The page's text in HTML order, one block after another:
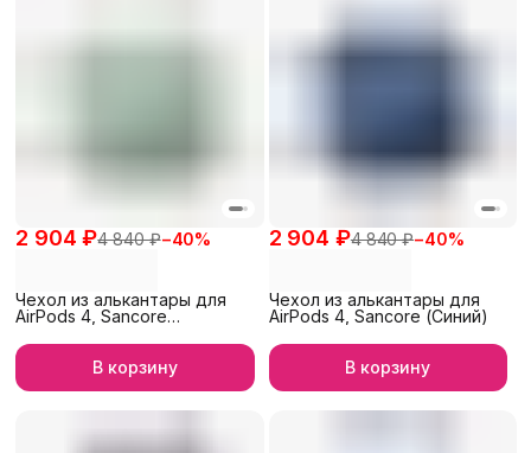
2 904 ₽4 840 ₽−40%
Чехол из алькантары для
AirPods 4, Sancore
В корзину
2 904 ₽4 840 ₽−40%
Чехол из алькантары для
AirPods 4, Sancore (Синий)
В корзину